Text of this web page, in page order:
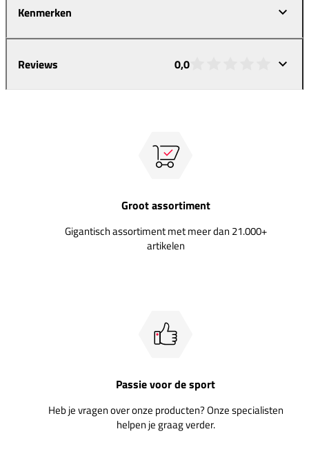
Kenmerken
Reviews 0,0
Groot assortiment
Gigantisch assortiment met meer dan 21.000+
artikelen
Passie voor de sport
Heb je vragen over onze producten? Onze specialisten
helpen je graag verder.